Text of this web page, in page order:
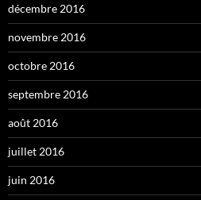
décembre 2016
novembre 2016
octobre 2016
septembre 2016
août 2016
juillet 2016
juin 2016